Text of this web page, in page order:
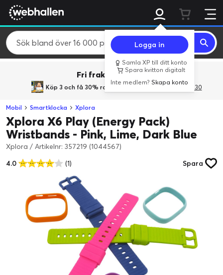
Logga in
Samla XP till ditt konto
Spara kvitton digitalt
Inte medlem?Skapa konto
Fri frakt över 800 kr.
Köp 3 och få 30% rabatt med rabattkoden 3Gives30
Mobil Smartklocka Xplora
Xplora X6 Play (Energy Pack)
Wristbands - Pink, Lime, Dark Blue
Xplora / Artikelnr: 357219 (1044567)
4.0
(1) Spara